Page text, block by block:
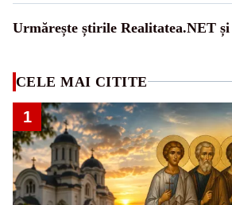
Urmărește știrile Realitatea.NET și
CELE MAI CITITE
1